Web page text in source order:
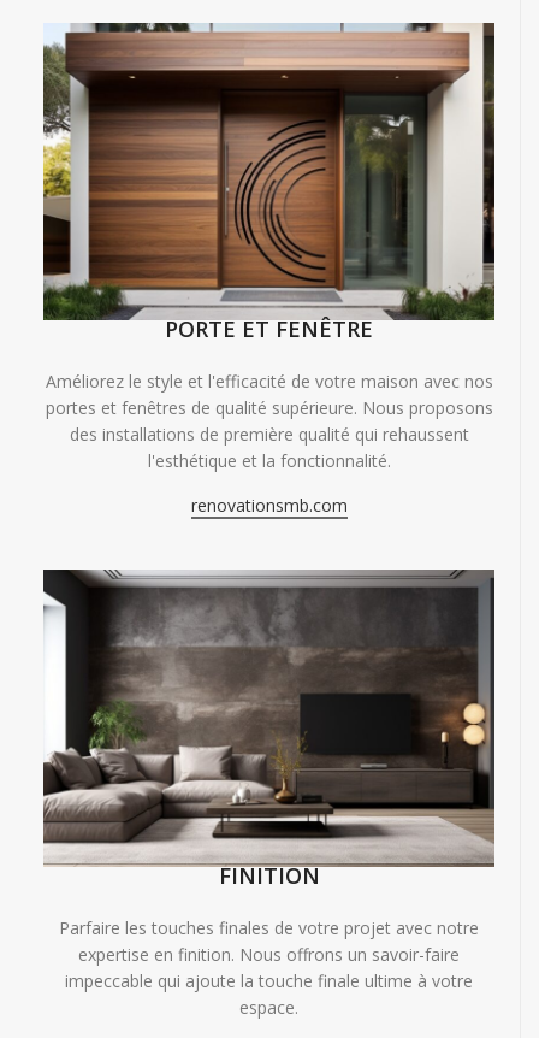
PORTE ET FENÊTRE
Améliorez le style et l'efficacité de votre maison avec nos
portes et fenêtres de qualité supérieure. Nous proposons
des installations de première qualité qui rehaussent
l'esthétique et la fonctionnalité.
renovationsmb.com
FINITION
Parfaire les touches finales de votre projet avec notre
expertise en finition. Nous offrons un savoir-faire
impeccable qui ajoute la touche finale ultime à votre
espace.